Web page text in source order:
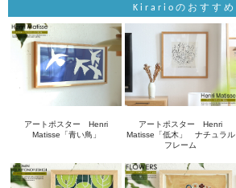
Kirarioのおすすめ
アートポスター Henri
Matisse「青い鳥」
アートポスター Henri
Matisse「低木」 ナチュラル
フレーム